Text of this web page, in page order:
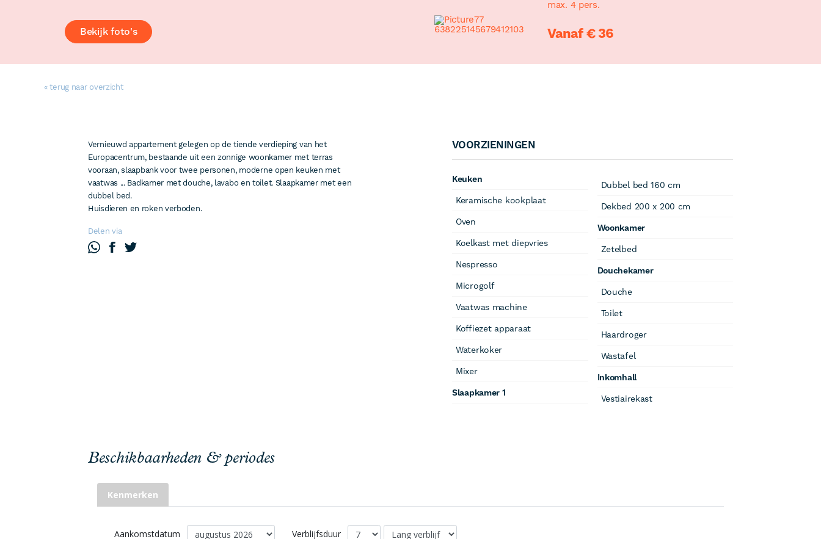
Bekijk foto's
max. 4 pers.
Vanaf € 36
« terug naar overzicht
Vernieuwd appartement gelegen op de tiende verdieping van het
Europacentrum, bestaande uit een zonnige woonkamer met terras
vooraan, slaapbank voor twee personen, moderne open keuken met
vaatwas ... Badkamer met douche, lavabo en toilet. Slaapkamer met een
dubbel bed.
Huisdieren en roken verboden.
Delen via
VOORZIENINGEN
Keuken
Keramische kookplaat
Oven
Koelkast met diepvries
Nespresso
Microgolf
Vaatwas machine
Koffiezet apparaat
Waterkoker
Mixer
Slaapkamer 1
Dubbel bed 160 cm
Dekbed 200 x 200 cm
Woonkamer
Zetelbed
Douchekamer
Douche
Toilet
Haardroger
Wastafel
Inkomhall
Vestiairekast
Beschikbaarheden & periodes